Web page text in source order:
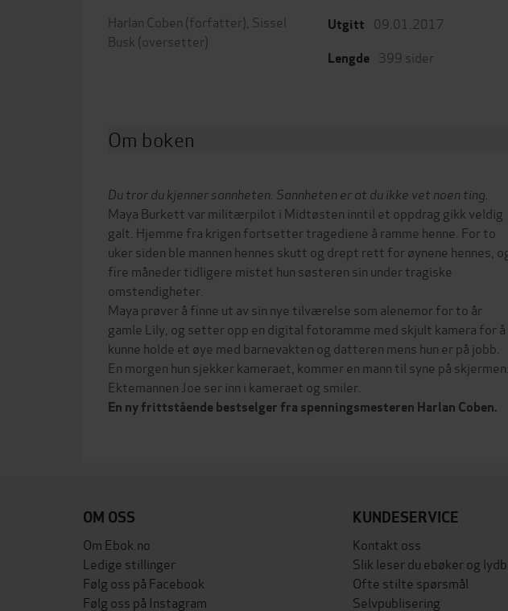
Harlan Coben (forfatter), Sissel
Busk (oversetter)
Utgitt 09.01.2017
Lengde 399 sider
Om boken
Du tror du kjenner sannheten. Sannheten er at du ikke vet noen ting.
Maya Burkett var militærpilot i Midtøsten inntil et oppdrag gikk veldig
galt. Hjemme fra krigen fortsetter tragediene å ramme henne. For to
uker siden ble mannen hennes skutt og drept rett for øynene hennes,
fire måneder tidligere mistet hun søsteren sin under tragiske
omstendigheter.
Maya prøver å finne ut av sin nye tilværelse som alenemor for to år
gamle Lily, og setter opp en digital fotoramme med skjult kamera for å
kunne holde et øye med barnevakten og datteren mens hun er på jobb.
En morgen hun sjekker kameraet, kommer en mann til syne på skjermen.
Ektemannen Joe ser inn i kameraet og smiler.
En ny frittstående bestselger fra spenningsmesteren Harlan Coben.
OM OSS
Om Ebok.no
Ledige stillinger
Følg oss på Facebook
Følg oss på Instagram
KUNDESERVICE
Kontakt oss
Slik leser du ebøker og
Ofte stilte spørsmål
Selvpublisering